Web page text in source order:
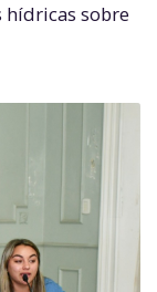
hídricas sobre